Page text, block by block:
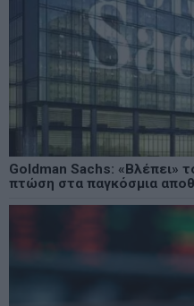
Goldman Sachs: «Βλέπει»
πτώση στα παγκόσμια